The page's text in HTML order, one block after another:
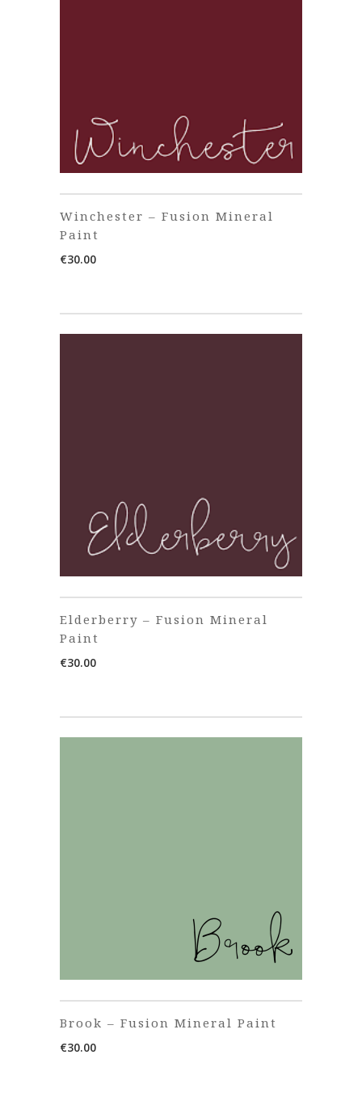
Winchester – Fusion Mineral
Paint
€30.00
Elderberry – Fusion Mineral
Paint
€30.00
Brook – Fusion Mineral Paint
€30.00